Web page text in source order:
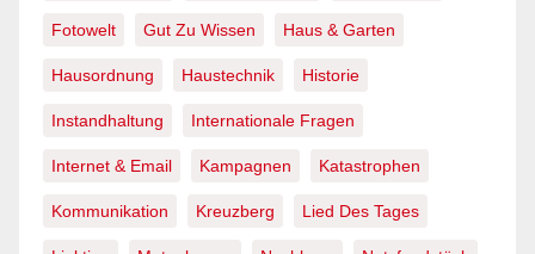
Fotowelt Gut Zu Wissen Haus & Garten
Hausordnung Haustechnik Historie
Instandhaltung Internationale Fragen
Internet & Email Kampagnen Katastrophen
Kommunikation Kreuzberg Lied Des Tages